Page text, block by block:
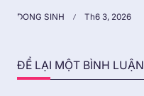
DONG SINH Th6 3, 2026
ĐỂ LẠI MỘT BÌNH LUẬN